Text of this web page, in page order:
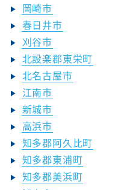
岡崎市
春日井市
刈谷市
北設楽郡東栄町
北名古屋市
江南市
新城市
高浜市
知多郡阿久比町
知多郡東浦町
知多郡美浜町